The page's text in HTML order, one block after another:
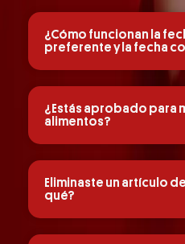
¿Cómo funcionan la
preferente y la fecha
¿Estás aprobado para
alimentos?
Eliminaste un artículo
qué?